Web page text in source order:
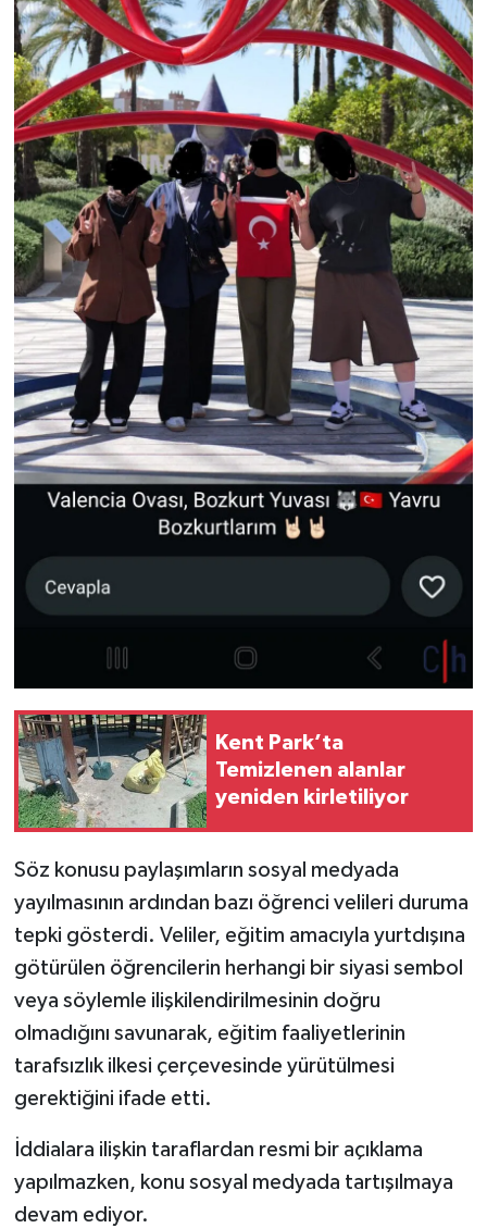
Kent Park’ta
Temizlenen alanlar
yeniden kirletiliyor
Söz konusu paylaşımların sosyal medyada
yayılmasının ardından bazı öğrenci velileri duruma
tepki gösterdi. Veliler, eğitim amacıyla yurtdışına
götürülen öğrencilerin herhangi bir siyasi sembol
veya söylemle ilişkilendirilmesinin doğru
olmadığını savunarak, eğitim faaliyetlerinin
tarafsızlık ilkesi çerçevesinde yürütülmesi
gerektiğini ifade etti.
İddialara ilişkin taraflardan resmi bir açıklama
yapılmazken, konu sosyal medyada tartışılmaya
devam ediyor.